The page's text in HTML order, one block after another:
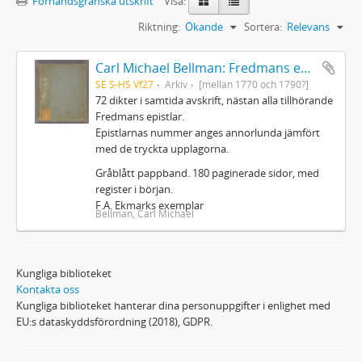
Sortera: Relevans
Riktning: Ökande
Carl Michael Bellman: Fredmans epistlar m.m.
SE S-HS Vf27 Arkiv [mellan 1770 och 1790?]
72 dikter i samtida avskrift, nästan alla tillhörande
Fredmans epistlar.
Epistlarnas nummer anges annorlunda jämfört
med de tryckta upplagorna.
Gråblått pappband. 180 paginerade sidor, med
register i början.
F.A. Ekmarks exemplar
Bellman, Carl Michael
Kungliga biblioteket
Kontakta oss
Kungliga biblioteket hanterar dina personuppgifter i enlighet med
EU:s dataskyddsförordning (2018), GDPR.